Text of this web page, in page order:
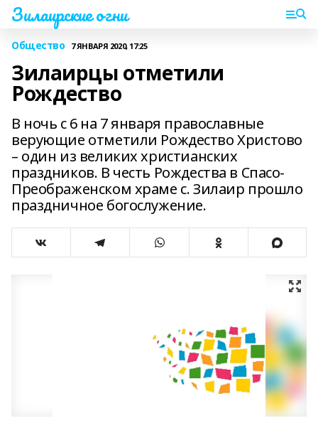
Зилаирские огни
Общество 7 ЯНВАРЯ 2020, 17:25
Зилаирцы отметили
Рождество
В ночь с 6 на 7 января православные
верующие отметили Рождество Христово
– один из великих христианских
праздников. В честь Рождества в Спасо-
Преображенском храме с. Зилаир прошло
праздничное богослужение.